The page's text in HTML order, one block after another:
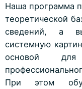
Наша программа
теоретической
сведений, а
системную
основой
При этом